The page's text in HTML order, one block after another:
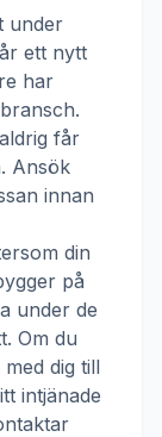
under
ett nytt
har
får
Ansök
innan
din
på
under de
Om du
dig till
intjänade